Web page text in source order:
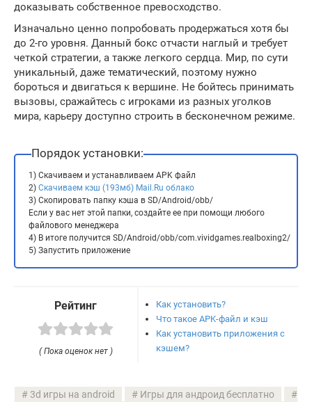
доказывать собственное превосходство.
Изначально ценно попробовать продержаться хотя бы
до 2-го уровня. Данный бокс отчасти наглый и требует
четкой стратегии, а также легкого сердца. Мир, по сути
уникальный, даже тематический, поэтому нужно
бороться и двигаться к вершине. Не бойтесь принимать
вызовы, сражайтесь с игроками из разных уголков
мира, карьеру доступно строить в бесконечном режиме.
Порядок установки:
1) Скачиваем и устанавливаем APK файл
2) Скачиваем кэш (193мб) Mail.Ru облако
3) Скопировать папку кэша в SD/Android/obb/
Если у вас нет этой папки, создайте ее при помощи любого
файлового менеджера
4) В итоге получится SD/Android/obb/com.vividgames.realboxing2/
5) Запустить приложение
Рейтинг
( Пока оценок нет )
Как установить?
Что такое APK-файл и кэш
Как установить приложения с
кэшем?
3d игры на android
Игры для андроид бесплатно